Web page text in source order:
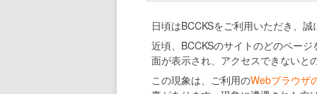
日頃はBCCKSをご利用いただき、
近頃、BCCKSのサイトのどのペー
面が表示され、アクセスできないと
この現象は、ご利用のWebブラウザ